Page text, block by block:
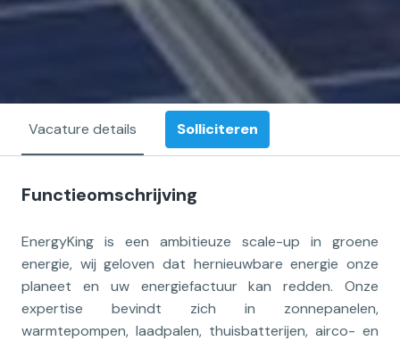
Vacature details Solliciteren
Functieomschrijving
EnergyKing is een ambitieuze scale-up in groene
energie, wij geloven dat hernieuwbare energie onze
planeet en uw energiefactuur kan redden. Onze
expertise bevindt zich in zonnepanelen,
warmtepompen, laadpalen, thuisbatterijen, airco- en